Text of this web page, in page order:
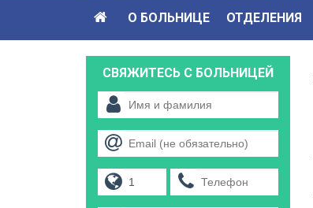
О БОЛЬНИЦЕ ОТДЕЛЕНИЯ
СВЯЖИТЕСЬ С БОЛЬНИЦЕЙ